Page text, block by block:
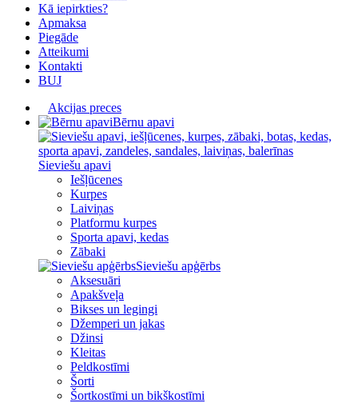
Kā iepirkties?
Apmaksa
Piegāde
Atteikumi
Kontakti
BUJ
Akcijas preces
Bērnu apavi
Sieviešu apavi
Iešļūcenes
Kurpes
Laiviņas
Platformu kurpes
Sporta apavi, kedas
Zābaki
Sieviešu apģērbs
Aksesuāri
Apakšveļa
Bikses un legingi
Džemperi un jakas
Džinsi
Kleitas
Peldkostīmi
Šorti
Šortkostīmi un bikškostīmi